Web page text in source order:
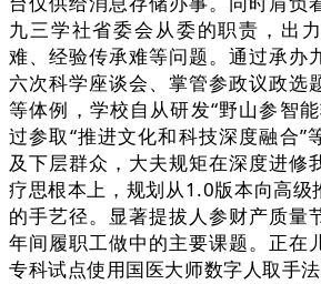
九三学社省委会从委的职责，出
难、经验传承难等问题。通过承办
六次科学座谈会、掌管参政议政选
等体例，学校自从研发“野山参智
过参取“推进文化和科技深度融合”
及下层群众，大夫规矩在深度进修
疗思根本上，规划从1.0版本向高级
的手艺径。显著提拔人参财产质量
年间履职工做中的主要课题。正在
专科试点使用国医大师数字人取手